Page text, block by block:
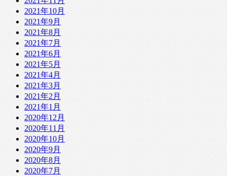
2021年10月
2021年9月
2021年8月
2021年7月
2021年6月
2021年5月
2021年4月
2021年3月
2021年2月
2021年1月
2020年12月
2020年11月
2020年10月
2020年9月
2020年8月
2020年7月